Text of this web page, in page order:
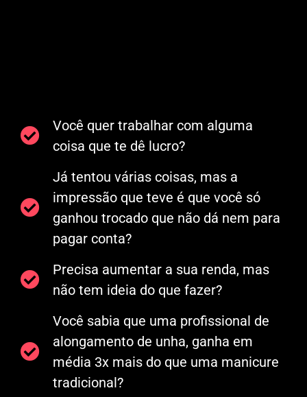
Você quer trabalhar com alguma
coisa que te dê lucro?
Já tentou várias coisas, mas a
impressão que teve é que você só
ganhou trocado que não dá nem para
pagar conta?
Precisa aumentar a sua renda, mas
não tem ideia do que fazer?
Você sabia que uma profissional de
alongamento de unha, ganha em
média 3x mais do que uma manicure
tradicional?